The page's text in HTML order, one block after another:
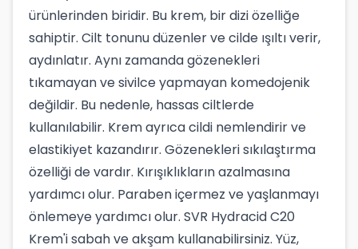
ürünlerinden biridir. Bu krem, bir dizi özelliğe
sahiptir. Cilt tonunu düzenler ve cilde ışıltı verir,
aydınlatır. Aynı zamanda gözenekleri
tıkamayan ve sivilce yapmayan komedojenik
değildir. Bu nedenle, hassas ciltlerde
kullanılabilir. Krem ayrıca cildi nemlendirir ve
elastikiyet kazandırır. Gözenekleri sıkılaştırma
özelliği de vardır. Kırışıklıkların azalmasına
yardımcı olur. Paraben içermez ve yaşlanmayı
önlemeye yardımcı olur. SVR Hydracid C20
Krem'i sabah ve akşam kullanabilirsiniz. Yüz,